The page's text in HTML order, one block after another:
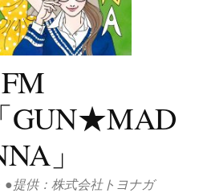
FM
GUN★MAD
」
●提供：株式会社トヨナガ